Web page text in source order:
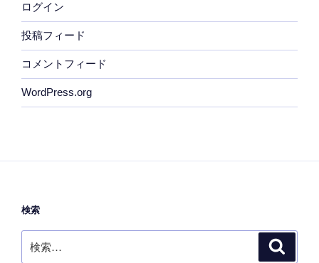
ログイン
投稿フィード
コメントフィード
WordPress.org
検索
索: